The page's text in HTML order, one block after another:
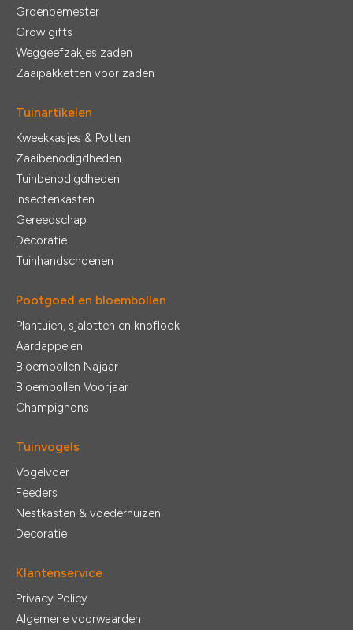
Groenbemester
Grow gifts
Weggeefzakjes zaden
Zaaipakketten voor zaden
Tuinartikelen
Kweekkasjes & Potten
Zaaibenodigdheden
Tuinbenodigdheden
Insectenkasten
Gereedschap
Decoratie
Tuinhandschoenen
Pootgoed en bloembollen
Plantuien, sjalotten en knoflook
Aardappelen
Bloembollen Najaar
Bloembollen Voorjaar
Champignons
Tuinvogels
Vogelvoer
Feeders
Nestkasten & voederhuizen
Decoratie
Klantenservice
Privacy Policy
Algemene voorwaarden